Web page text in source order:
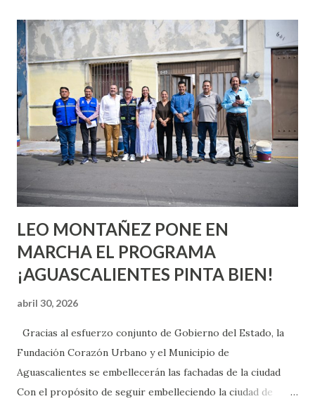
conoces ni la mitad de lo que deberías saber. Pero incluso
quienes ya han tenido relaciones sexuales no son expertos
o expertas en el tema. Siempre hay algo nuevo que
aprender y nuevas experiencias que conocer. Si eres una
chica y aún no has tenido relaciones sexuales, tal vez
pienses que el sexo será increíble y no puedas esperar para
experimentarlo, pero como cualquier persona con
experiencia te dirá, siempre es mejor cuando ambas partes
son suficientemen...
LEO MONTAÑEZ PONE EN
MARCHA EL PROGRAMA
¡AGUASCALIENTES PINTA BIEN!
abril 30, 2026
Gracias al esfuerzo conjunto de Gobierno del Estado, la
Fundación Corazón Urbano y el Municipio de
Aguascalientes se embellecerán las fachadas de la ciudad
Con el propósito de seguir embelleciendo la ciudad de